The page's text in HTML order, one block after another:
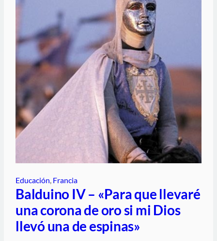
Educación, Francia
Balduino IV – «Para que llevaré
una corona de oro si mi Dios
llevó una de espinas»